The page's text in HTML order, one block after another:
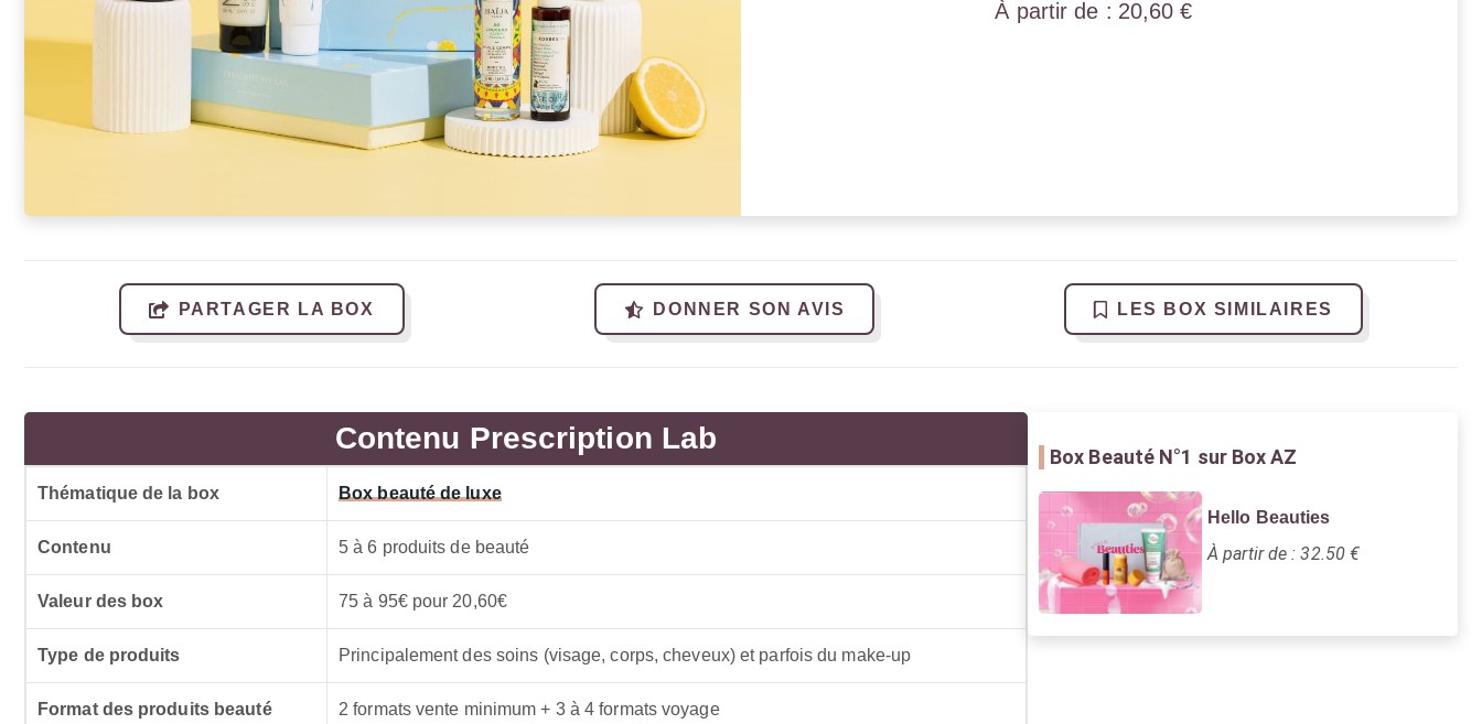
20,60€
PARTAGER LA BOX DONNER SON AVIS LES BOX SIMILAIRES
Contenu Prescription Lab
Thématique de la box Box beauté de luxe
Contenu 5 à 6 produits de beauté
Valeur des box 75 à 95€ pour 20,60€
Type de produits Principalement des soins (visage, corps, cheveux) et parfois du make-up
Format des produits beauté 2 formats vente minimum + 3 à 4 formats voyage
Box Beauté N°1 sur Box AZ
Hello Beauties
À partir de : 32.50 €